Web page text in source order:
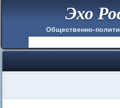
Эхо
Общественно-